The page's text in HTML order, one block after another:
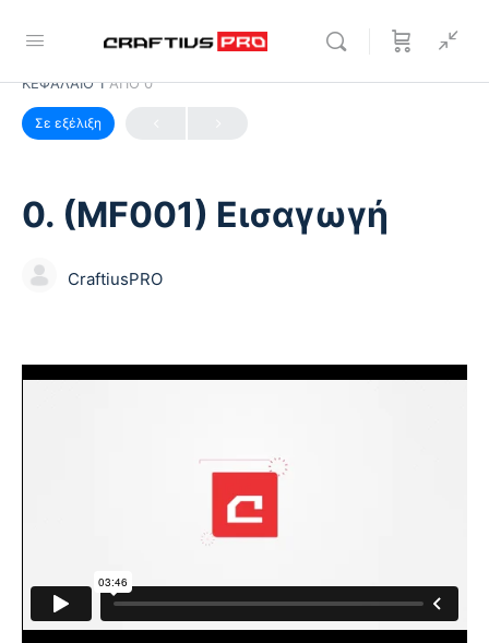
ΚΕΦΆΛΑΙΟ 1ΑΠΟ 0
Σε εξέλιξη
0. (MF001) Εισαγωγή
CraftiusPRO